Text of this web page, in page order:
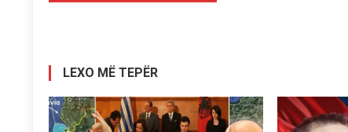
LEXO MË TEPËR